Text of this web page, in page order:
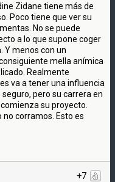
Zidane tiene más de
Poco tiene que ver su
No se puede
a lo que supone coger
Y menos con un
mella anímica
Realmente
va a tener una influencia
pero su carrera en
su proyecto.
no corramos. Esto es
+7